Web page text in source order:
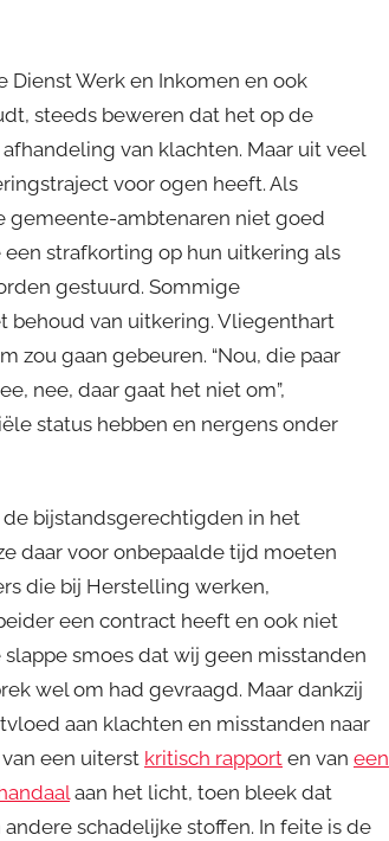
Werk en Inkomen en ook
steeds beweren dat het op de
van klachten. Maar uit veel
voor ogen heeft. Als
gemeente-ambtenaren niet goed
strafkorting op hun uitkering als
gestuurd. Sommige
behoud van uitkering. Vliegenthart
zou gaan gebeuren. “Nou, die paar
nee, daar gaat het niet om”,
status hebben en nergens onder
bijstandsgerechtigden in het
daar voor onbepaalde tijd moeten
die bij Herstelling werken,
een contract heeft en ook niet
smoes dat wij geen misstanden
wel om had gevraagd. Maar dankzij
aan klachten en misstanden naar
een uiterst kritisch rapport en van een
aan het licht, toen bleek dat
schadelijke stoffen. In feite is de